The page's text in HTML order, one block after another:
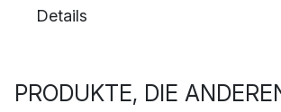
Details
PRODUKTE, DIE